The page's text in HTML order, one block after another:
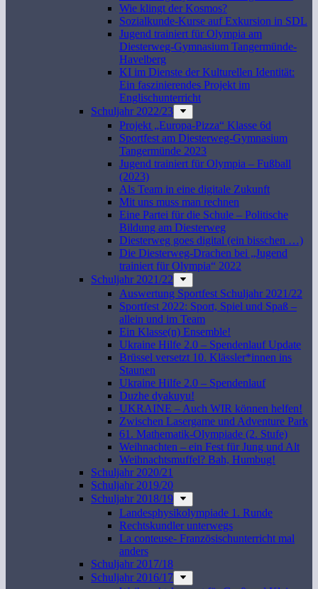
Wie klingt der Kosmos?
Sozialkunde-Kurse auf Exkursion in SDL
Jugend trainiert für Olympia am
Diesterweg-Gymnasium Tangermünde-
Havelberg
KI im Dienste der Kulturellen Identität:
Ein faszinierendes Projekt im
Englischunterricht
Schuljahr 2022/23
Projekt „Europa-Pizza“ Klasse 6d
Sportfest am Diesterweg-Gymnasium
Tangermünde 2023
Jugend trainiert für Olympia – Fußball
(2023)
Als Team in eine digitale Zukunft
Mit uns muss man rechnen
Eine Partei für die Schule – Politische
Bildung am Diesterweg
Diesterweg goes digital (ein bisschen …)
Die Diesterweg-Drachen bei „Jugend
trainiert für Olympia“ 2022
Schuljahr 2021/22
Auswertung Sportfest Schuljahr 2021/22
Sportfest 2022: Sport, Spiel und Spaß –
allein und im Team
Ein Klasse(n) Ensemble!
Ukraine Hilfe 2.0 – Spendenlauf Update
Brüssel versetzt 10. Klässler*innen ins
Staunen
Ukraine Hilfe 2.0 – Spendenlauf
Duzhe dyakuyu!
UKRAINE – Auch WIR können helfen!
Zwischen Lasergame und Adventure Park
61. Mathematik-Olympiade (2. Stufe)
Weihnachten – ein Fest für Jung und Alt
Weihnachtsmuffel? Bah, Humbug!
Schuljahr 2020/21
Schuljahr 2019/20
Schuljahr 2018/19
Landesphysikolympiade 1. Runde
Rechtskundler unterwegs
La conteuse- Französischunterricht mal
anders
Schuljahr 2017/18
Schuljahr 2016/17